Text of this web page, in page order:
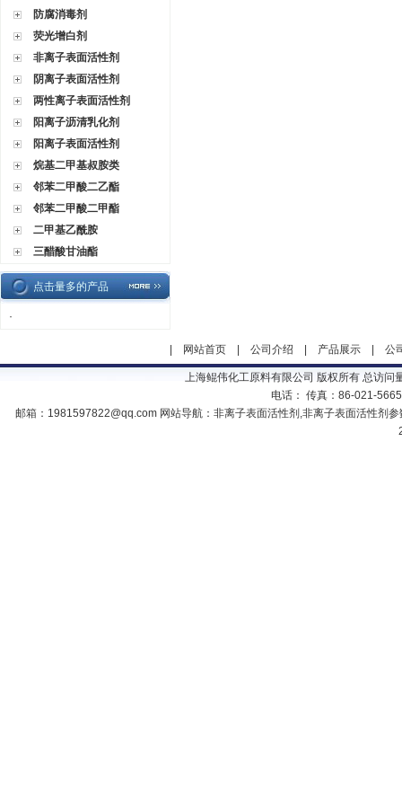
防腐消毒剂
荧光增白剂
非离子表面活性剂
阴离子表面活性剂
两性离子表面活性剂
阳离子沥清乳化剂
阳离子表面活性剂
烷基二甲基叔胺类
邻苯二甲酸二乙酯
邻苯二甲酸二甲酯
二甲基乙酰胺
三醋酸甘油酯
点击量多的产品
·
网站首页| 公司介绍 产品展示| 公
上海鲲伟化工原料有限公司 版权所有 总访问
电话： 传真：86-021-
邮箱： 1981597822@qq.com网站导航：非离子表面活性剂,非离子表面活性剂